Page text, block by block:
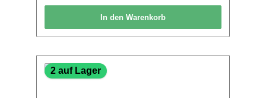
In den Warenkorb
2 auf Lager